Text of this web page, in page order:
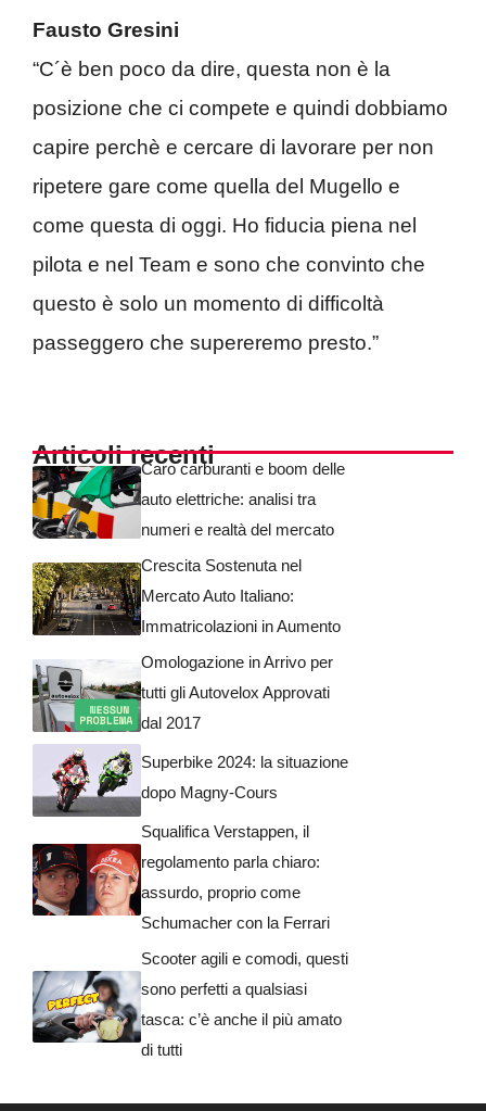
Fausto Gresini
“C´è ben poco da dire, questa non è la
posizione che ci compete e quindi dobbiamo
capire perchè e cercare di lavorare per non
ripetere gare come quella del Mugello e
come questa di oggi. Ho fiducia piena nel
pilota e nel Team e sono che convinto che
questo è solo un momento di difficoltà
passeggero che supereremo presto.”
Articoli recentiCaro carburanti e boom delle
auto elettriche: analisi tra
numeri e realtà del mercato
Crescita Sostenuta nel
Mercato Auto Italiano:
Immatricolazioni in Aumento
Omologazione in Arrivo per
tutti gli Autovelox Approvati
dal 2017
Superbike 2024: la situazione
dopo Magny-Cours
Squalifica Verstappen, il
regolamento parla chiaro:
assurdo, proprio come
Schumacher con la Ferrari
Scooter agili e comodi, questi
sono perfetti a qualsiasi
tasca: c’è anche il più amato
di tutti